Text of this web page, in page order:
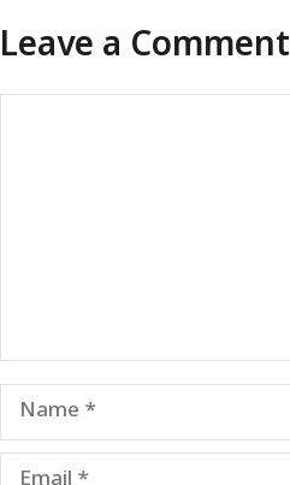
Leave a Comment
Name
Email